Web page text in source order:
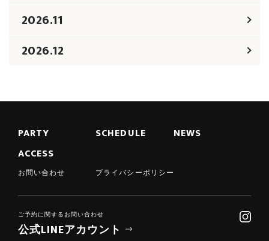
2026.11
2026.12
PARTY SCHEDULE
NEWS
ACCESS
お問い合わせ プライバシーポリシー
ご予約に関するお問い合わせ
公式LINEアカウント